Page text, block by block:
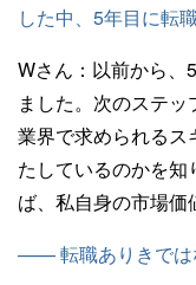
した中、5年目に転
Wさん： 以前から、
ました。次のステ
業界で求められる
たしているのかを
ば、私自身の市場価
—— 転職ありきでは